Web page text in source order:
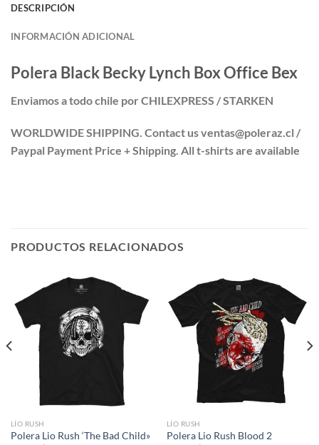
DESCRIPCIÓN
INFORMACIÓN ADICIONAL
Polera Black Becky Lynch Box Office Bex
Enviamos a todo chile por CHILEXPRESS / STARKEN
WORLDWIDE SHIPPING. Contact us ventas@poleraz.cl /
Paypal Payment Price + Shipping. All t-shirts are available
PRODUCTOS RELACIONADOS
LÍO RUSH
Polera Lio Rush ‘The Bad Child»
LÍO RUSH
Polera Lio Rush Blood 2